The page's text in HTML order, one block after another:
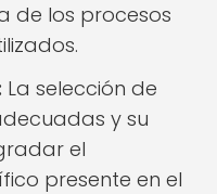
de los procesos
La selección de
y su
el
presente en el